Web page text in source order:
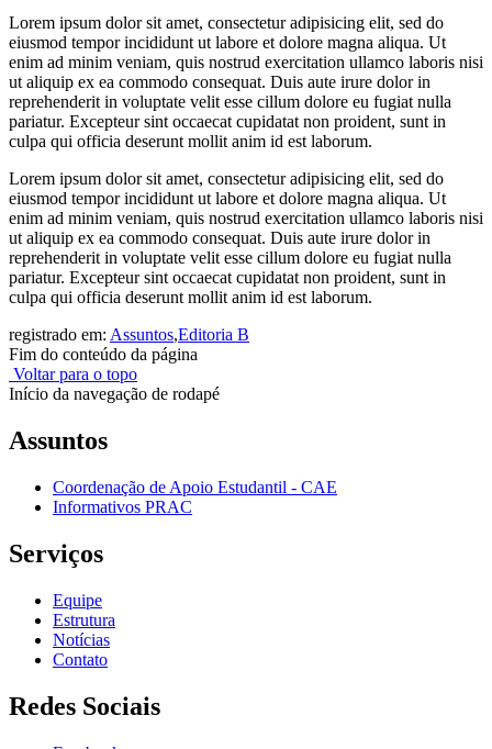
Lorem ipsum dolor sit amet, consectetur adipisicing elit, sed do
eiusmod tempor incididunt ut labore et dolore magna aliqua. Ut
enim ad minim veniam, quis nostrud exercitation ullamco laboris nisi
ut aliquip ex ea commodo consequat. Duis aute irure dolor in
reprehenderit in voluptate velit esse cillum dolore eu fugiat nulla
pariatur. Excepteur sint occaecat cupidatat non proident, sunt in
culpa qui officia deserunt mollit anim id est laborum.
Lorem ipsum dolor sit amet, consectetur adipisicing elit, sed do
eiusmod tempor incididunt ut labore et dolore magna aliqua. Ut
enim ad minim veniam, quis nostrud exercitation ullamco laboris nisi
ut aliquip ex ea commodo consequat. Duis aute irure dolor in
reprehenderit in voluptate velit esse cillum dolore eu fugiat nulla
pariatur. Excepteur sint occaecat cupidatat non proident, sunt in
culpa qui officia deserunt mollit anim id est laborum.
registrado em: Assuntos,Editoria B
Fim do conteúdo da página
Voltar para o topo
Início da navegação de rodapé
Assuntos
Coordenação de Apoio Estudantil - CAE
Informativos PRAC
Serviços
Equipe
Estrutura
Notícias
Contato
Redes Sociais